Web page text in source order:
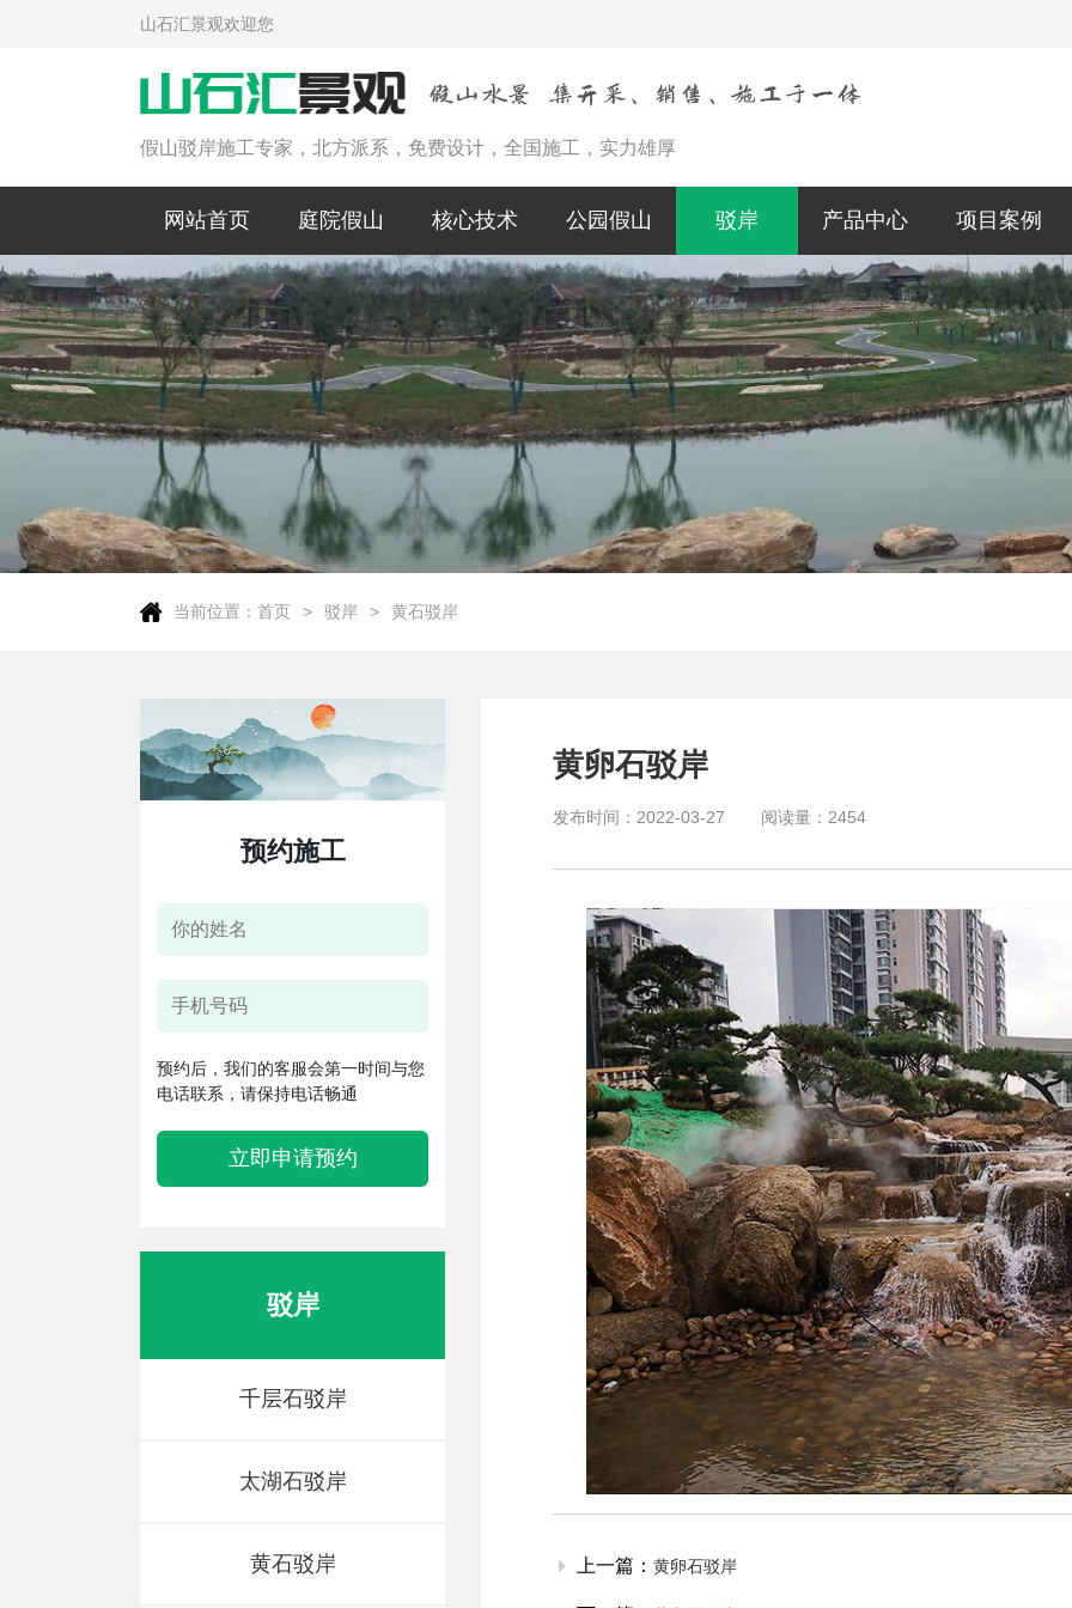
山石汇景观欢迎您
假山驳岸施工专家，北方派系，免费设计，全国施工，实力雄厚
网站首页 庭院假山 核心技术 公园假山 驳岸 产品中心 项目案例
当前位置： 首页 驳岸 黄石驳岸
预约施工
预约后，我们的客服会第一时间与您
电话联系，请保持电话畅通
立即申请预约
驳岸
千层石驳岸
太湖石驳岸
黄石驳岸
黄卵石驳岸
发布时间： 2022-03-27 阅读量： 2454
上一篇： 黄卵石驳岸